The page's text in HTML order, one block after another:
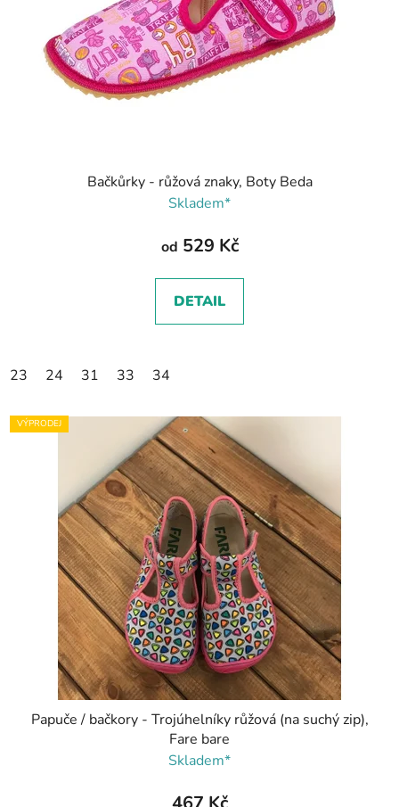
Bačkůrky - růžová znaky, Boty Beda
Skladem*
od 529 Kč
DETAIL
23 24 31 33 34
VÝPRODEJ
Papuče / bačkory - Trojúhelníky růžová (na suchý zip),
Fare bare
Skladem*